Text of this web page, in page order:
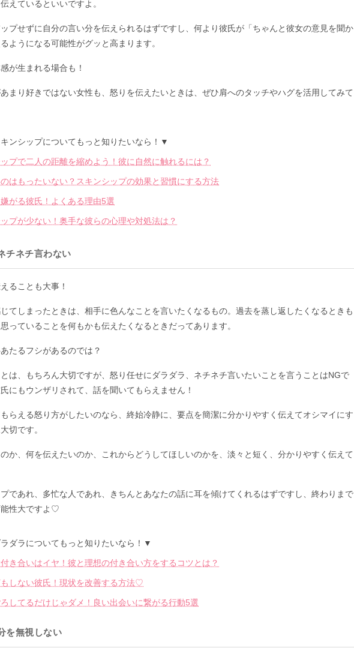
えているといいですよ。
プせずに自分の言い分を伝えられるはずですし、何より彼氏が「ちゃんと彼女の意見を聞か
ようになる可能性がグッと高まります。
が生まれる場合も！
まり好きではない女性も、怒りを伝えたいときは、ぜひ肩へのタッチやハグを活用してみて
キンシップについてもっと知りたいなら！▼
プで二人の距離を縮めよう！彼に自然に触れるには？
はもったいない？スキンシップの効果と習慣にする方法
がる彼氏！よくある理由5選
プが少ない！奥手な彼らの心理や対処法は？
チネチ言わない
ることも大事！
てしまったときは、相手に色んなことを言いたくなるもの。過去を蒸し返したくなるときも
っていることを何もかも伝えたくなるときだってあります。
たるフシがあるのでは？
は、もちろん大切ですが、怒り任せにダラダラ、ネチネチ言いたいことを言うことはNGで
にもウンザリされて、話を聞いてもらえません！
らえる怒り方がしたいのなら、終始冷静に、要点を簡潔に分かりやすく伝えてオシマイにす
切です。
か、何を伝えたいのか、これからどうしてほしいのかを、淡々と短く、分かりやすく伝えて
であれ、多忙な人であれ、きちんとあなたの話に耳を傾けてくれるはずですし、終わりまで
性大ですよ♡
ラダラについてもっと知りたいなら！▼
き合いはイヤ！彼と理想の付き合い方をするコツとは？
しない彼氏！現状を改善する方法♡
してるだけじゃダメ！良い出会いに繋がる行動5選
を無視しない